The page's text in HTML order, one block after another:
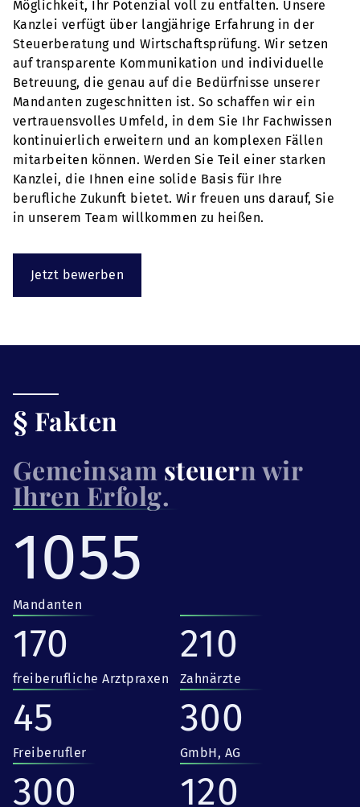
Möglichkeit, Ihr Potenzial voll zu entfalten. Unsere
Kanzlei verfügt über langjährige Erfahrung in der
Steuerberatung und Wirtschaftsprüfung. Wir setzen
auf transparente Kommunikation und individuelle
Betreuung, die genau auf die Bedürfnisse unserer
Mandanten zugeschnitten ist. So schaffen wir ein
vertrauensvolles Umfeld, in dem Sie Ihr Fachwissen
kontinuierlich erweitern und an komplexen Fällen
mitarbeiten können. Werden Sie Teil einer starken
Kanzlei, die Ihnen eine solide Basis für Ihre
berufliche Zukunft bietet. Wir freuen uns darauf, Sie
in unserem Team willkommen zu heißen.
Jetzt bewerben
§ Fakten
Gemeinsam steuern wir
Ihren Erfolg.
1055
Mandanten
170
freiberufliche Arztpraxen
210
Zahnärzte
45
Freiberufler
300
GmbH, AG
300 120